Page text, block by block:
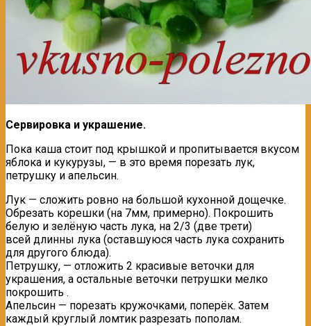
Сервировка и украшение.
Пока каша стоит под крышкой и пропитывается вкусом
яблока и кукурузы, — в это время порезать лук,
петрушку и апельсин.
Лук — сложить ровно на большой кухонной дощечке.
Обрезать корешки (на 7мм, примерно). Покрошить
белую и зелёную часть лука, на 2/3 (две трети)
всей длинны лука (оставшуюся часть лука сохранить
для другого блюда).
Петрушку, — отложить 2 красивые веточки для
украшения, а остальные веточки петрушки мелко
покрошить .
Апельсин — порезать кружочками, поперёк. Затем
каждый круглый ломтик разрезать пополам.